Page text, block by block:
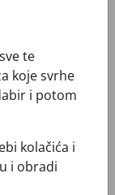
te
koje svrhe
i potom
kolačića i
i obradi